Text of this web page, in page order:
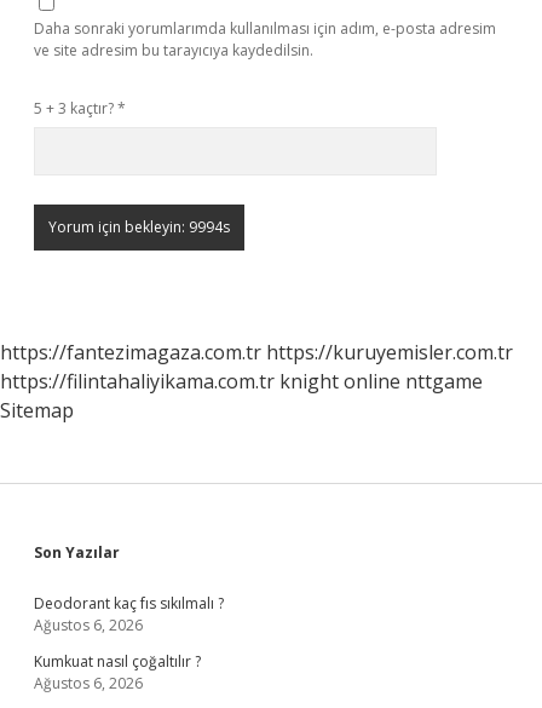
Daha sonraki yorumlarımda kullanılması için adım, e-posta adresim
ve site adresim bu tarayıcıya kaydedilsin.
5 + 3 kaçtır?*
https://fantezimagaza.com.tr https://kuruyemisler.com.tr
https://filintahaliyikama.com.tr knight online nttgame
Sitemap
Sidebar
Son Yazılar
Deodorant kaç fıs sıkılmalı ?
Ağustos 6, 2026
Kumkuat nasıl çoğaltılır ?
Ağustos 6, 2026